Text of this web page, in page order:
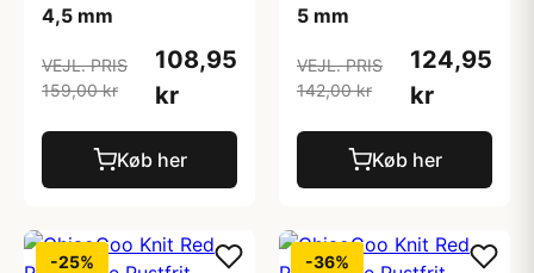
4,5 mm
VEJL. PRIS
159,00 kr
108,95
kr
Køb her
5 mm
VEJL. PRIS
142,00 kr
124,95
kr
Køb her
-25% -36%